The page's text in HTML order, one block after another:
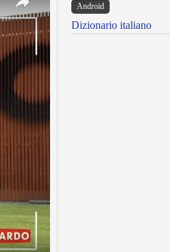
Android
Dizionario italiano